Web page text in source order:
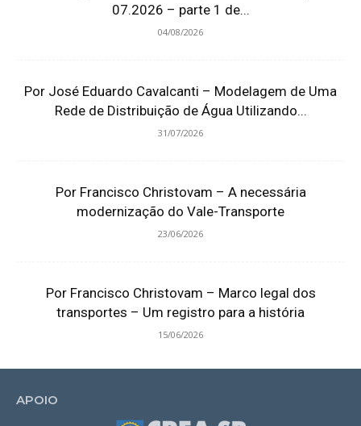
07.2026 – parte 1 de...
04/08/2026
Por José Eduardo Cavalcanti – Modelagem de Uma
Rede de Distribuição de Água Utilizando...
31/07/2026
Por Francisco Christovam – A necessária
modernização do Vale-Transporte
23/06/2026
Por Francisco Christovam – Marco legal dos
transportes – Um registro para a história
15/06/2026
APOIO